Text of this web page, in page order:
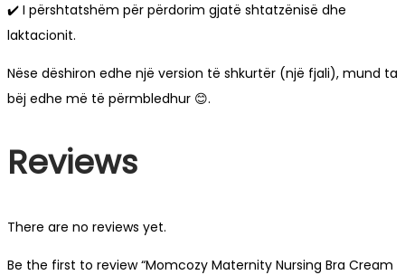
✔️ I përshtatshëm për përdorim gjatë shtatzënisë dhe
laktacionit.
Nëse dëshiron edhe një version të shkurtër (një fjali), mund ta
bëj edhe më të përmbledhur 😊.
Reviews
There are no reviews yet.
Be the first to review “Momcozy Maternity Nursing Bra Cream